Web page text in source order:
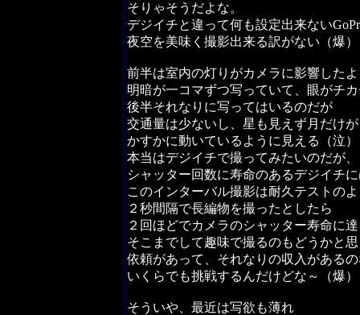
そりゃそうだよな。
デジイチと違って何も設定出来ない
夜空を美味く撮影出来る訳がない（爆）
前半は室内の灯りがカメラに影響した
明暗が一コマずつ写っていて、眼がチ
後半それなりに写ってはいるのだが
交通量は少ないし、星も見えず月だけが
かすかに動いているように見える（泣）
本当はデジイチで撮ってみたいのだが、
シャッター回数に寿命のあるデジイチ
このインターバル撮影は耐久テストの
２秒間隔で長編物を撮ったとしたら
２回ほどでカメラのシャッター寿命に
そこまでして趣味で撮るのもどうかと
依頼があって、それなりの収入がある
いくらでも挑戦するんだけどな～（爆）
そういや、最近は写欲も薄れ